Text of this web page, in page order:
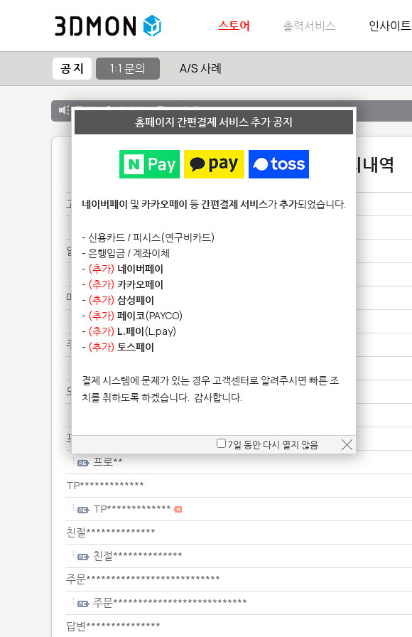
스토어 출력서비스 인사이트
공 지 1:1 문의 A/S 사례
공 지 :출력서비스 종료 안내
1:1 문의내역
고강********************
알루***********************
알루***********************
메일*********
메일*********
주문***********
도색*******
프로**
프로**
TP*************
TP*************
친절**************
친절**************
주문***************************
주문***************************
답변***************
홈페이지 간편결제 서비스 추가 공지
네이버페이 및 카카오페이 등간편결제 서비스가추가되었습니다.
- 신용카드 / 피시스(연구비카드)
- 은행입금 / 계좌이체
- (추가) 네이버페이
- (추가) 카카오페이
- (추가) 삼성페이
- (추가) 페이코(PAYCO)
- (추가) L.페이(L.pay)
- (추가) 토스페이
결제 시스템에 문제가 있는 경우 고객센터로 알려주시면 빠른 조
치를 취하도록 하겠습니다. 감사합니다.
7일 동안 다시 열지 않음